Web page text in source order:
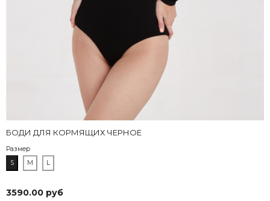
БОДИ ДЛЯ КОРМЯЩИХ ЧЕРНОЕ
Размер
S
M L
3590.00 руб